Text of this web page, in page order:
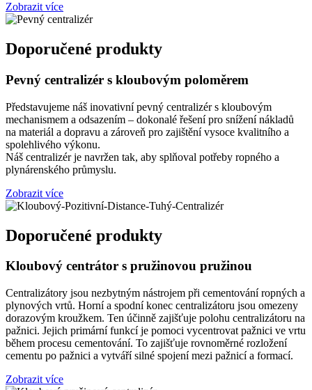
Zobrazit více
Doporučené produkty
Pevný centralizér s kloubovým poloměrem
Představujeme náš inovativní pevný centralizér s kloubovým
mechanismem a odsazením – dokonalé řešení pro snížení nákladů
na materiál a dopravu a zároveň pro zajištění vysoce kvalitního a
spolehlivého výkonu.
Náš centralizér je navržen tak, aby splňoval potřeby ropného a
plynárenského průmyslu.
Zobrazit více
Doporučené produkty
Kloubový centrátor s pružinovou pružinou
Centralizátory jsou nezbytným nástrojem při cementování ropných a
plynových vrtů. Horní a spodní konec centralizátoru jsou omezeny
dorazovým kroužkem. Ten účinně zajišťuje polohu centralizátoru na
pažnici. Jejich primární funkcí je pomoci vycentrovat pažnici ve vrtu
během procesu cementování. To zajišťuje rovnoměrné rozložení
cementu po pažnici a vytváří silné spojení mezi pažnicí a formací.
Zobrazit více